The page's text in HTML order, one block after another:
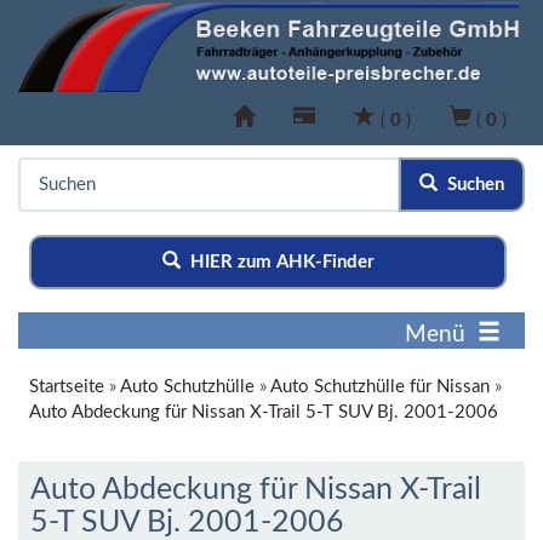
( 0 ) ( 0 )
Suchen
HIER zum AHK-Finder
Menü
Startseite » Auto Schutzhülle » Auto Schutzhülle für Nissan »
Auto Abdeckung für Nissan X-Trail 5-T SUV Bj. 2001-2006
Auto Abdeckung für Nissan X-Trail
5-T SUV Bj. 2001-2006